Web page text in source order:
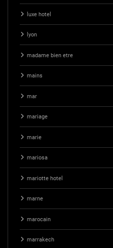
luxe hotel
lyon
madame bien etre
mains
mar
mariage
marie
mariosa
mariotte hotel
marne
marocain
marrakech